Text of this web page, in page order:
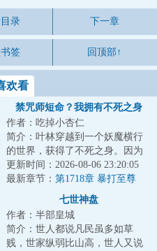
录 下一章
签 回顶部↑
欢看
禁咒师短命？我拥有不死之身
作者：吃掉小杏仁
简介：叶林穿越到一个妖魔横行
的世界，获得了不死之身。因为
这个世界的转职仪式很费钱，他
直接卡BUG靠着...
更新时间：2026-08-06 23:20:05
最新章节： 第1718章 暴打至尊
七世神盘
作者：半部皇城
简介：世人都说凡民虽多如草
贱，世家纵弱比山高，世人又说